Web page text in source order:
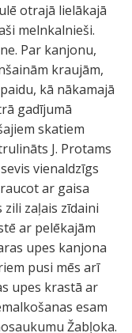
otrajā lielākajā
melnkalnieši.
Par kanjonu,
kraujām,
kā nākamajā
gadījumā
skatiem
J. Protams
vienaldzīgs
ar gaisa
zaļais zīdaini
ar pelēkajām
upes kanjona
pusi mēs arī
upes krastā ar
esam
Žabļoka.